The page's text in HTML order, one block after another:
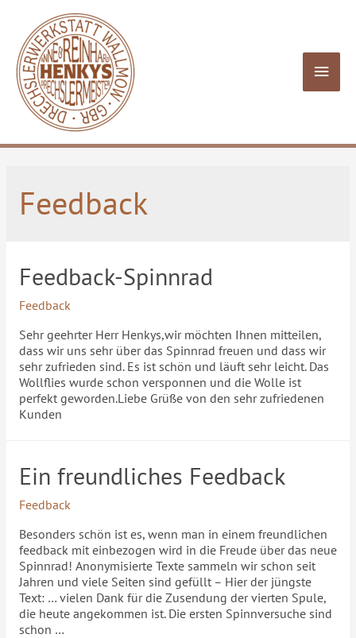
Feedback
Feedback-Spinnrad
Feedback
Sehr geehrter Herr Henkys,wir möchten Ihnen mitteilen,
dass wir uns sehr über das Spinnrad freuen und dass wir
sehr zufrieden sind. Es ist schön und läuft sehr leicht. Das
Wollflies wurde schon versponnen und die Wolle ist
perfekt geworden.Liebe Grüße von den sehr zufriedenen
Kunden
Ein freundliches Feedback
Feedback
Besonders schön ist es, wenn man in einem freundlichen
feedback mit einbezogen wird in die Freude über das neue
Spinnrad! Anonymisierte Texte sammeln wir schon seit
Jahren und viele Seiten sind gefüllt – Hier der jüngste
Text: … vielen Dank für die Zusendung der vierten Spule,
die heute angekommen ist. Die ersten Spinnversuche sind
schon …